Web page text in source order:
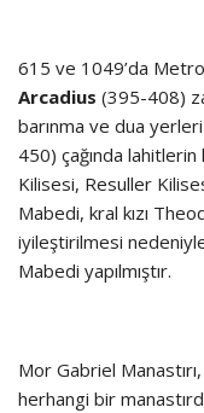
615 ve 1049’da
Arcadius (395-408)
barınma ve dua yerleri
450) çağında
Kilisesi, Resuller
Mabedi, kral kızı
iyileştirilmesi
Mabedi yapılmıştır.
Mor Gabriel
herhangi bir